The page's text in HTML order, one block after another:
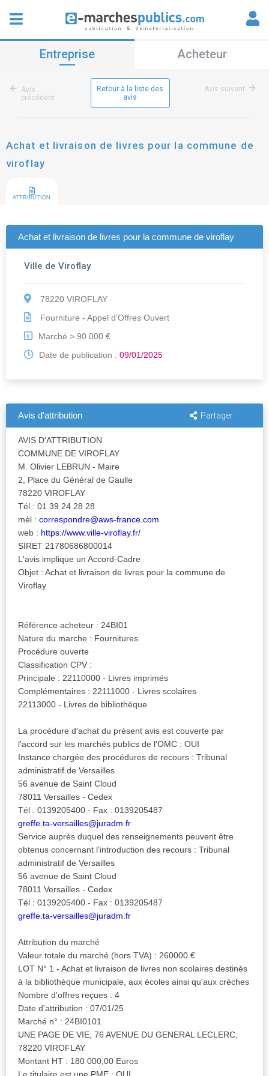
Entreprise Acheteur
Avis
précédent
Retour à la liste des
avis
Avis suivant
Achat et livraison de livres pour la commune de
viroflay
ATTRIBUTION
Achat et livraison de livres pour la commune de viroflay
Ville de Viroflay
78220 VIROFLAY
Fourniture - Appel d'Offres Ouvert
€
Marché > 90 000 €
Date de publication : 09/01/2025
Avis d'attribution Partager
AVIS D'ATTRIBUTION
COMMUNE DE VIROFLAY
M. Olivier LEBRUN - Maire
2, Place du Général de Gaulle
78220 VIROFLAY
Tél : 01 39 24 28 28
mèl : correspondre@aws-france.com
web : https://www.ville-viroflay.fr/
SIRET 21780686800014
L'avis implique un Accord-Cadre
Objet : Achat et livraison de livres pour la commune de
Viroflay
Référence acheteur : 24BI01
Nature du marche : Fournitures
Procédure ouverte
Classification CPV :
Principale : 22110000 - Livres imprimés
Complémentaires : 22111000 - Livres scolaires
22113000 - Livres de bibliothèque
La procédure d'achat du présent avis est couverte par
l'accord sur les marchés publics de l'OMC : OUI
Instance chargée des procédures de recours : Tribunal
administratif de Versailles
56 avenue de Saint Cloud
78011 Versailles - Cedex
Tél : 0139205400 - Fax : 0139205487
greffe.ta-versailles@juradm.fr
Service auprès duquel des renseignements peuvent être
obtenus concernant l'introduction des recours : Tribunal
administratif de Versailles
56 avenue de Saint Cloud
78011 Versailles - Cedex
Tél : 0139205400 - Fax : 0139205487
greffe.ta-versailles@juradm.fr
Attribution du marché
Valeur totale du marché (hors TVA) : 260000 €
LOT N° 1 - Achat et livraison de livres non scolaires destinés
à la bibliothèque municipale, aux écoles ainsi qu'aux crèches
Nombre d'offres reçues : 4
Date d'attribution : 07/01/25
Marché n° : 24BI0101
UNE PAGE DE VIE, 76 AVENUE DU GENERAL LECLERC,
78220 VIROFLAY
Montant HT : 180 000,00 Euros